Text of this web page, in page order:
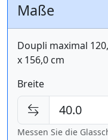
Maße
Doupli maximal
x 156,0 cm
Breite
Messen Sie die